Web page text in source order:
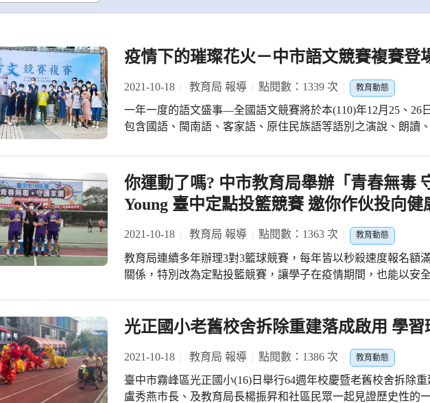
疫情下的璀璨花火－中市語文競賽複賽登
2021-10-18 教育局 報導 點閱數：1339 次 教育動態
一年一度的語文盛事—全國語文競賽將於本(110)年12月25、26
包含國語、閩南語、客家語、原住民族語等語別之演說、朗讀
教育局長官特別到場為每位辛苦的指導老師及競賽員加油。 臺
競賽的成績斐然，可以看出教育局長期深耕語文教育以及各級
上的努力與成效！許多參加語文競賽的競賽員，不僅在語文競
的語文能力培養，讓他們在人生多場重要關鍵的評鑑考試中都
現，例如去(109)年沙鹿國中陳歆閔同學不但奪得國中組作文全
年會考中考出5A++、作文6級分的大滿貫，成為臺中一中新鮮
就開始參加客語演說比賽的李秉倫同學，在就讀高三時取得代
情延賽，但大家對語文的熱情未曾熄滅，初賽及複賽承辦學校
許每位競賽員皆能全力以赴，通過複賽激烈的考驗，代表臺中
籌、為全體市民爭光！
你運動了嗎? 中市教育局舉辦「青春無毒
Young 臺中定點投籃競賽 邀你作伙投向健
2021-10-18 教育局 報導 點閱數：1363 次 教育動態
教育局連續多年辦理3對3籃球競賽，每年皆以秒殺速度報名額
關係，特別改為定點投籃競賽，讓學子在疫情期間，也能以安
舞以及創意寫生等，提供青年學子展現自我的舞台，並達到反
單位以及民間團體的力量辦理多元活動外，也建立聯繫、協調
完善反毒網絡，並強化校園反毒牆籬暨反黑觀念扎根，與警察
與校園，建立「縱向支援、橫向合作」跨域防護網，同為打造
光正國小老舊校舍拆除重建落成啟用 學
2021-10-18 教育局 報導 點閱數：1386 次 教育動態
臺中市霧峰區光正國小(16)日舉行64週年校慶暨老舊校舍拆除重
盧秀燕市長、及教育局長楊振昇和社區民眾一起見證歷史性的